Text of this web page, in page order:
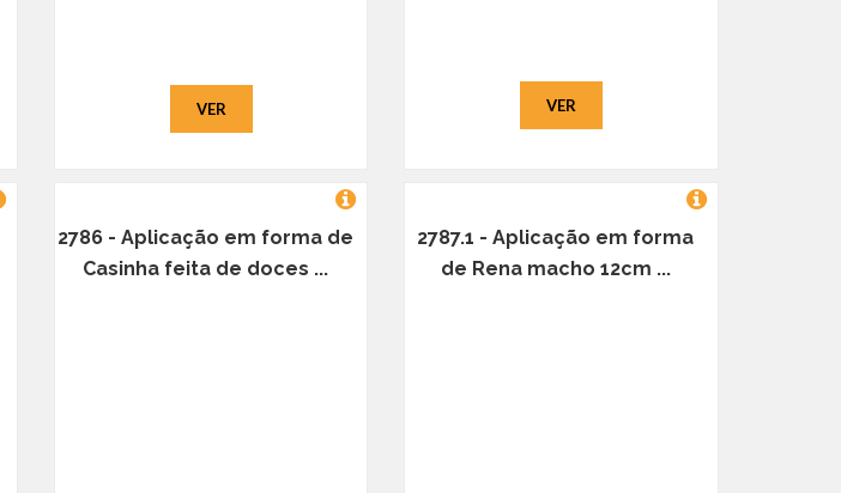
VER VER
2786 - Aplicação em forma de
Casinha feita de doces ...
2787.1 - Aplicação em forma
de Rena macho 12cm ...